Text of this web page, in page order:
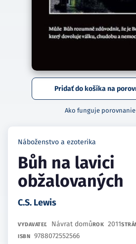
Pridať do košíka na
Ako funguje
Náboženstvo a ezoterika
Bůh na lavici
obžalovaných
C.S. Lewis
VYDAVATEĽ Návrat domůROK 2011
ISBN 9788072552566